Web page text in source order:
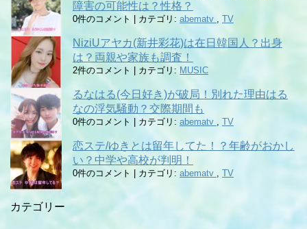
障害の可能性は？性格？
0件のコメント カテゴリ: abematv , TV
NiziUアヤカ(新井彩花)は在日韓国人？出身
は？両親や家族も調査！
2件のコメント カテゴリ: MUSIC
るなはる(今日好き)が破局！別れた理由はる
なの浮気騒動？交際期間も
0件のコメント カテゴリ: abematv , TV
恋ステ/ゆきとは留年してた！？年齢がおかし
い？中学や高校が判明！
0件のコメント カテゴリ: abematv , TV
カテゴリー